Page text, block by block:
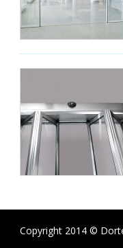
Copyright 2014 ©